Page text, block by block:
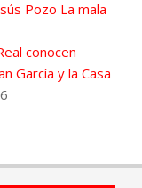
Pozo La mala
conocen
García y la Casa